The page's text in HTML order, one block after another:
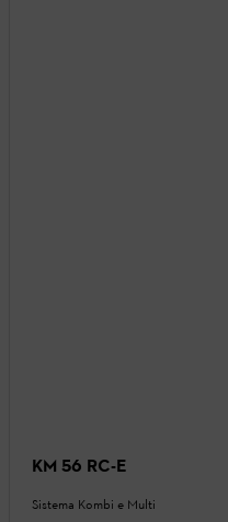
KM 56 RC-E
Sistema Kombi e Multi